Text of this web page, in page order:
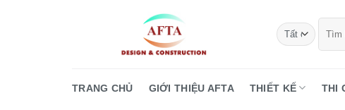
kiếm:
TRANG CHỦ GIỚI THIỆU AFTA THIẾT KẾ THI